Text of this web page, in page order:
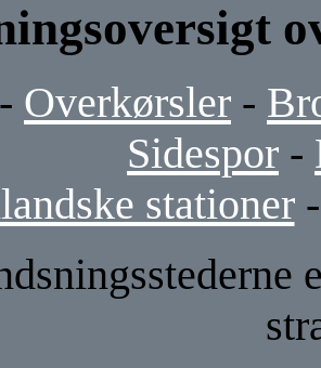
- Overkørsler -
Sidespor -
stationer